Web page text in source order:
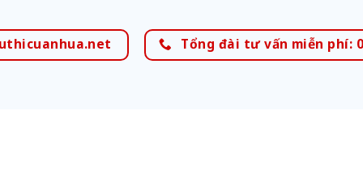
Tổng đài tư vấn miễn phí: